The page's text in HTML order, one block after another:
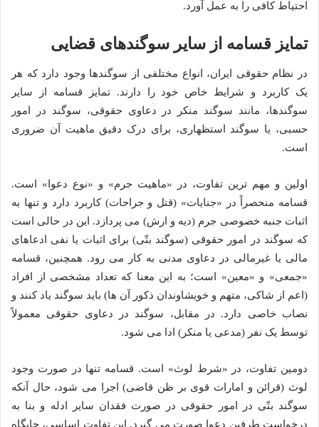
احتیاط کافی را به عمل آورد.
تمایز قسامه از سایر سوگندهای قضایی
در نظام حقوقی ایران، انواع مختلفی از سوگندها وجود دارد که هر
یک کاربرد و شرایط خاص خود را دارند. تمایز قسامه از سایر
سوگندها، مانند سوگند منکر در دعاوی حقوقی، سوگند در امور
حسبی، یا سوگند استظهاری، برای درک دقیق ماهیت آن ضروری
است.
اولین و مهم ترین تفاوت، در «ماهیت جرم» و «نوع دعوا» است.
قسامه منحصراً در «جنایات» (قتل و جراحات) کاربرد دارد و تنها به
اثبات جنبه خصوصی جرم (دیه و ارش) می پردازد. این در حالی است
که سوگند در امور حقوقی (سوگند بتّی) برای اثبات یا نفی ادعاهای
مالی یا غیرمالی در دعاوی مدنی به کار می رود. همچنین، قسامه
«جمعی» و «معین» است؛ به این معنا که تعداد مشخصی از افراد
(اعم از شاکی، متهم و خویشاوندان ذکور آن ها) باید سوگند یاد کنند و
نصاب خاصی دارد. در مقابل، سوگند در دعاوی حقوقی معمولاً
توسط یک نفر (مدعی یا منکر) ادا می شود.
دومین تفاوت، در «شرط لوث» است. قسامه تنها در صورت وجود
لوث (قرائن و امارات قوی بر ظن قاضی) اجرا می شود، حال آنکه
سوگند بتّی در امور حقوقی در صورت فقدان سایر ادله و بنا به
درخواست طرفین دعوا صورت می گیرد. این تفاوت اساسی، جایگاه